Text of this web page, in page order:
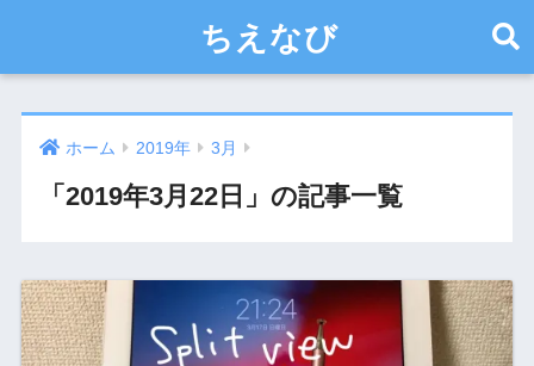
ちえなび
ホーム 2019年 3月
「2019年3月22日」の記事一覧